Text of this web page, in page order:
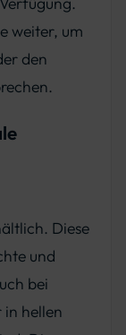
weiter, um
den
Diese
und
bei
hellen